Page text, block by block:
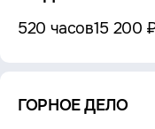
520 часов15 200
ГОРНОЕ ДЕЛО